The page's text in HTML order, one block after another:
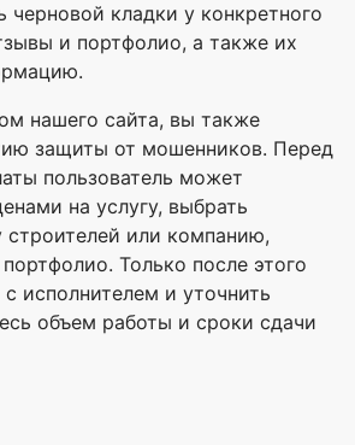
черновой кладки у конкретного
и портфолио, а также их
нашего сайта, вы также
защиты от мошенников. Перед
пользователь может
на услугу, выбрать
строителей или компанию,
Только после этого
исполнителем и уточнить
объем работы и сроки сдачи